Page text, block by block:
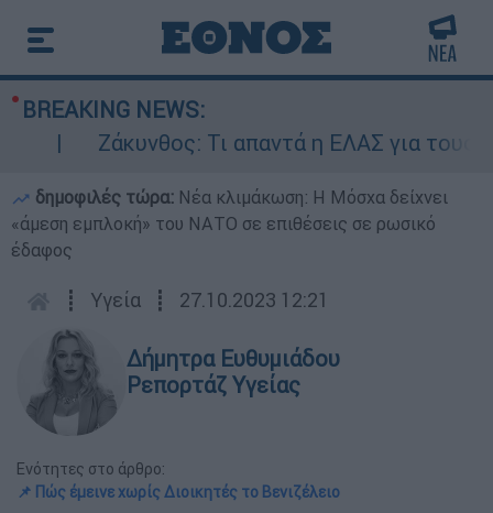
BREAKING NEWS:
Ζάκυνθος: Τι απαντά η ΕΛΑΣ για τους 8
δημοφιλές τώρα: Νέα κλιμάκωση: Η Μόσχα δείχνει
«άμεση εμπλοκή» του ΝΑΤΟ σε επιθέσεις σε ρωσικό
έδαφος
┋ Υγεία ┋ 27.10.2023 12:21
Δήμητρα Ευθυμιάδου
Ρεπορτάζ Υγείας
Ενότητες στο άρθρο:
📌 Πώς έμεινε χωρίς Διοικητές το Βενιζέλειο